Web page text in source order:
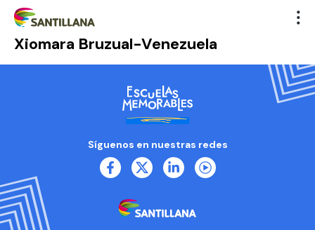
Xiomara Bruzual-Venezuela
Síguenos en nuestras redes